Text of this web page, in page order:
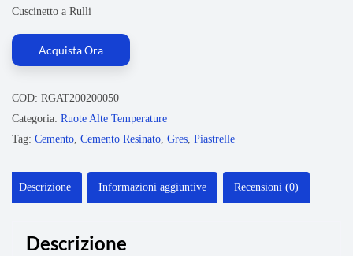
Cuscinetto a Rulli
Acquista Ora
COD: RGAT200200050
Categoria: Ruote Alte Temperature
Tag: Cemento, Cemento Resinato, Gres, Piastrelle
Descrizione Informazioni aggiuntive Recensioni (0)
Descrizione